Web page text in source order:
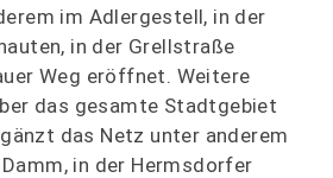
im Adlergestell, in der
in der Grellstraße
Weg eröffnet. Weitere
das gesamte Stadtgebiet
das Netz unter anderem
in der Hermsdorfer